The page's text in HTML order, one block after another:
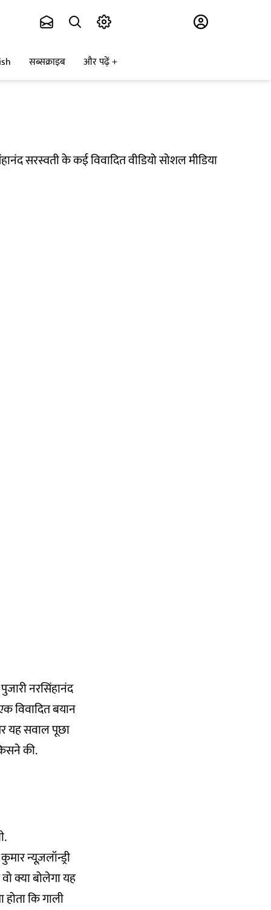
सब्सक्राइब और पढ़ें
सरस्वती के कई विवादित वीडियो सोशल मीडिया
नरसिंहानंद
विवादित बयान
यह सवाल पूछा
की.
न्यूज़लॉन्ड्री
क्या बोलेगा यह
कि गाली